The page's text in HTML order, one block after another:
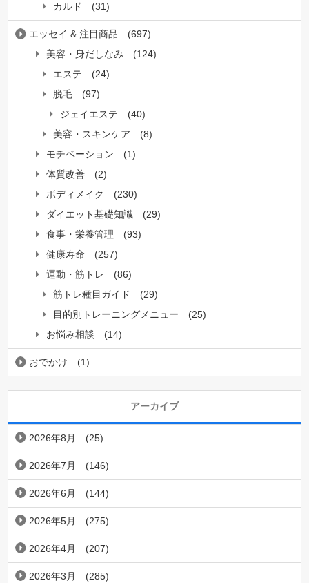
カルド
(31)
エッセイ & 注目商品
(697)
美容・身だしなみ
(124)
エステ
(24)
脱毛
(97)
ジェイエステ
(40)
美容・スキンケア
(8)
モチベーション
(1)
体質改善
(2)
ボディメイク
(230)
ダイエット基礎知識
(29)
食事・栄養管理
(93)
健康寿命
(257)
運動・筋トレ
(86)
筋トレ種目ガイド
(29)
目的別トレーニングメニュー
(25)
お悩み相談
(14)
おでかけ (1)
アーカイブ
2026年8月 (25)
2026年7月 (146)
2026年6月 (144)
2026年5月 (275)
2026年4月 (207)
2026年3月 (285)